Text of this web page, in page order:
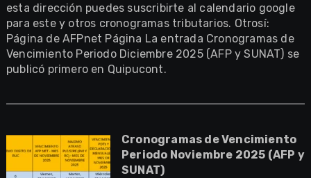
esta dirección puedes suscribirte al calendario google
para este y otros cronogramas tributarios. Otrosí:
Página de AFPnet Página La entrada Cronogramas de
Vencimiento Periodo Diciembre 2025 (AFP y SUNAT) se
publicó primero en Quipucont.
Cronogramas de Vencimiento
Periodo Noviembre 2025 (AFP y
SUNAT)